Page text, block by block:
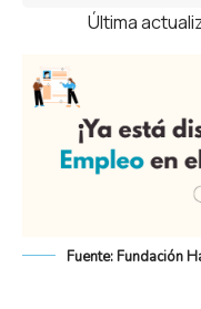
Última
Fuente: Fundación